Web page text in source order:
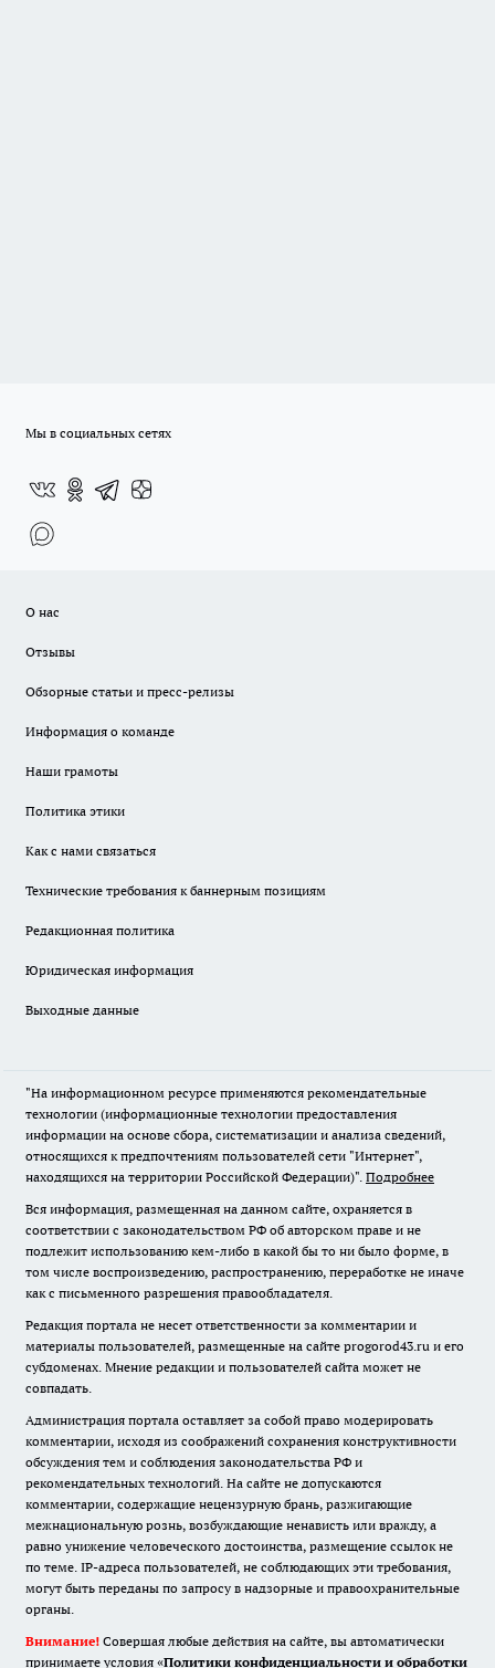
Мы в социальных сетях
О нас
Отзывы
Обзорные статьи и пресс-релизы
Информация о команде
Наши грамоты
Политика этики
Как с нами связаться
Технические требования к баннерным позициям
Редакционная политика
Юридическая информация
Выходные данные
"На информационном ресурсе применяются рекомендательные
технологии (информационные технологии предоставления
информации на основе сбора, систематизации и анализа сведений,
относящихся к предпочтениям пользователей сети "Интернет",
находящихся на территории Российской Федерации)". Подробнее
Вся информация, размещенная на данном сайте, охраняется в
соответствии с законодательством РФ об авторском праве и не
подлежит использованию кем-либо в какой бы то ни было форме, в
том числе воспроизведению, распространению, переработке не иначе
как с письменного разрешения правообладателя.
Редакция портала не несет ответственности за комментарии и
материалы пользователей, размещенные на сайте progorod43.ru и его
субдоменах. Мнение редакции и пользователей сайта может не
совпадать.
Администрация портала оставляет за собой право модерировать
комментарии, исходя из соображений сохранения конструктивности
обсуждения тем и соблюдения законодательства РФ и
рекомендательных технологий. На сайте не допускаются
комментарии, содержащие нецензурную брань, разжигающие
межнациональную рознь, возбуждающие ненависть или вражду, а
равно унижение человеческого достоинства, размещение ссылок не
по теме. IP-адреса пользователей, не соблюдающих эти требования,
могут быть переданы по запросу в надзорные и правоохранительные
органы.
Внимание! Совершая любые действия на сайте, вы автоматически
принимаете условия «Политики конфиденциальности и обработки